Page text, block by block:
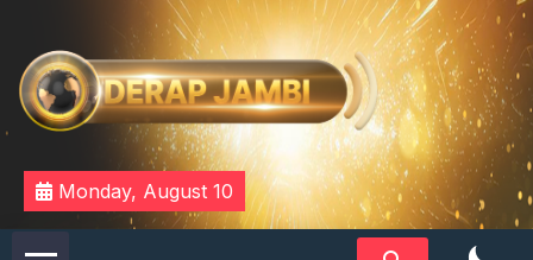
content
DERAPJAMBI
Monday, August 10